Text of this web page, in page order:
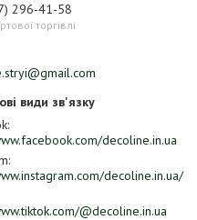
296-41-58
торгівлі
decoline.in.ua
decoline.in.ua/
@decoline.in.ua